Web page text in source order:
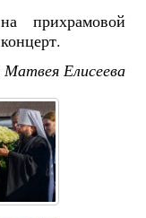
прихрамовой
Елисеева